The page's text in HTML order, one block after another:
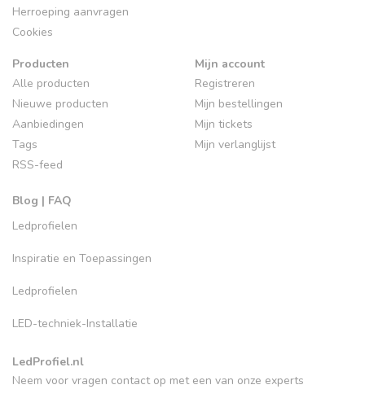
Herroeping aanvragen
Cookies
Producten
Alle producten
Nieuwe producten
Aanbiedingen
Tags
RSS-feed
Blog | FAQ
Ledprofielen
Inspiratie en Toepassingen
Ledprofielen
LED-techniek-Installatie
Mijn account
Registreren
Mijn bestellingen
Mijn tickets
Mijn verlanglijst
LedProfiel.nl
Neem voor vragen contact op met een van onze experts